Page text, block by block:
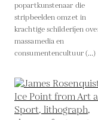
popartkunstenaar die
stripbeelden omzet in
krachtige schilderijen
massamedia en
consumentencultuur (...)